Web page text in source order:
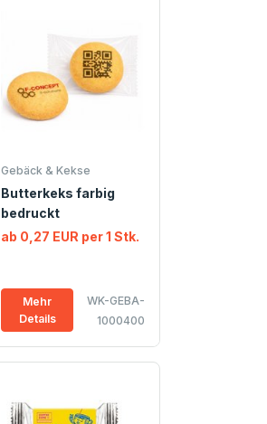
Gebäck & Kekse
Butterkeks farbig
bedruckt
ab 0,27 EUR per 1 Stk.
Mehr
Details
WK-GEBA-
1000400